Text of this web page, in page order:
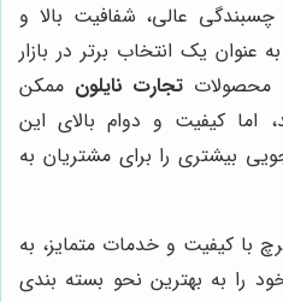
عالی، شفافیت بالا و
یک انتخاب برتر در بازار
محصولات تجارت نایلون ممکن
اما کیفیت و دوام بالای این
بیشتری را برای مشتریان به
با کیفیت و خدمات متمایز، به
را به بهترین نحو بسته بندی